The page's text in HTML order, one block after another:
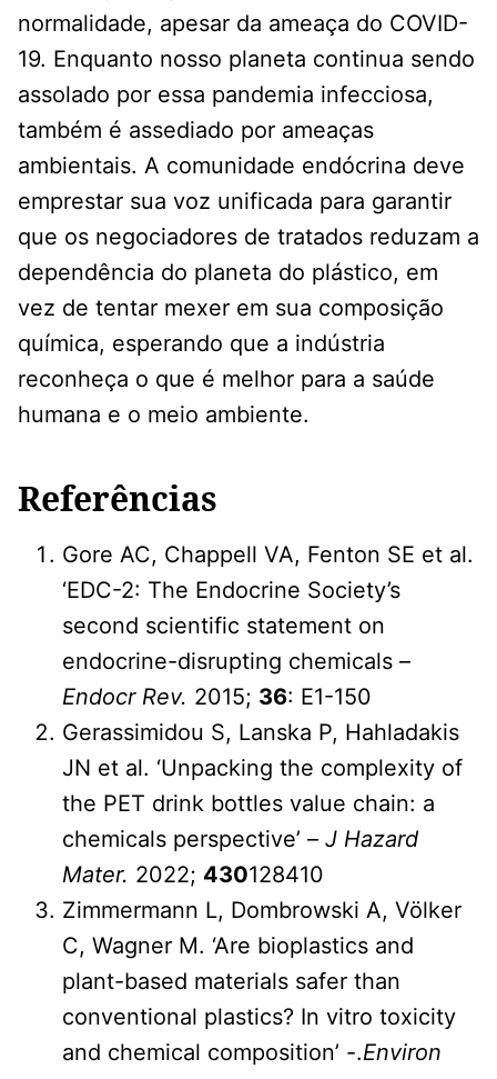
normalidade, apesar da ameaça do COVID-
19. Enquanto nosso planeta continua sendo
assolado por essa pandemia infecciosa,
também é assediado por ameaças
ambientais. A comunidade endócrina deve
emprestar sua voz unificada para garantir
que os negociadores de tratados reduzam a
dependência do planeta do plástico, em
vez de tentar mexer em sua composição
química, esperando que a indústria
reconheça o que é melhor para a saúde
humana e o meio ambiente.
Referências
Gore AC, Chappell VA, Fenton SE et al.
‘EDC-2: The Endocrine Society’s
second scientific statement on
endocrine-disrupting chemicals –
Endocr Rev. 2015; 36: E1-150
Gerassimidou S, Lanska P, Hahladakis
JN et al. ‘Unpacking the complexity of
the PET drink bottles value chain: a
chemicals perspective’ – J Hazard
Mater. 2022; 430128410
Zimmermann L, Dombrowski A, Völker
C, Wagner M. ‘Are bioplastics and
plant-based materials safer than
conventional plastics? In vitro toxicity
and chemical composition’ -.Environ